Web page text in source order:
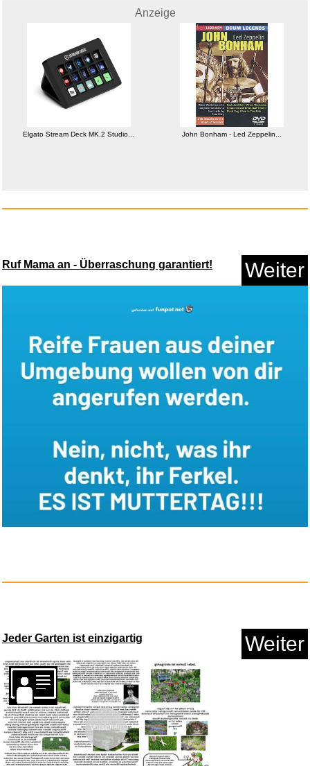
Gravity Schwanenhals, Extra
HGENAHGTF Ersatz LED
Lichtplat...
Anzeige
Elgato Stream Deck MK.2 Studio... John Bonham - Led Zeppelin...
Ruf Mama an - Überraschung garantiert! Weiter
Jeder Garten ist einzigartig Weiter
Vorschau